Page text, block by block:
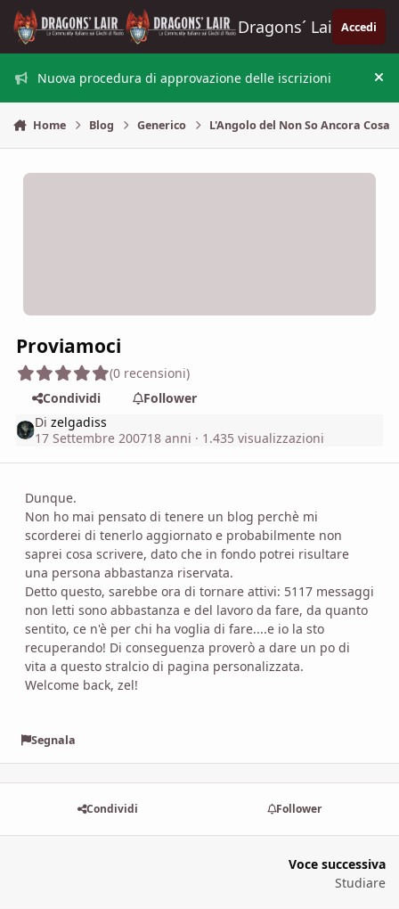
Vai al contenuto
Dragons´ Lair Accedi
Nuova procedura di approvazione delle iscrizioni
Home Blog Generico L'Angolo del Non So Ancora Cosa
Proviamoci
(0 recensioni)
Condividi
Follower
Dizelgadiss
17 Settembre 200718 anni · 1.435 visualizzazioni
Dunque.
Non ho mai pensato di tenere un blog perchè mi
scorderei di tenerlo aggiornato e probabilmente non
saprei cosa scrivere, dato che in fondo potrei risultare
una persona abbastanza riservata.
Detto questo, sarebbe ora di tornare attivi: 5117 messaggi
non letti sono abbastanza e del lavoro da fare, da quanto
sentito, ce n'è per chi ha voglia di fare....e io la sto
recuperando! Di conseguenza proverò a dare un po di
vita a questo stralcio di pagina personalizzata.
Welcome back, zel!
Segnala
Condividi Follower
Voce successiva
Studiare